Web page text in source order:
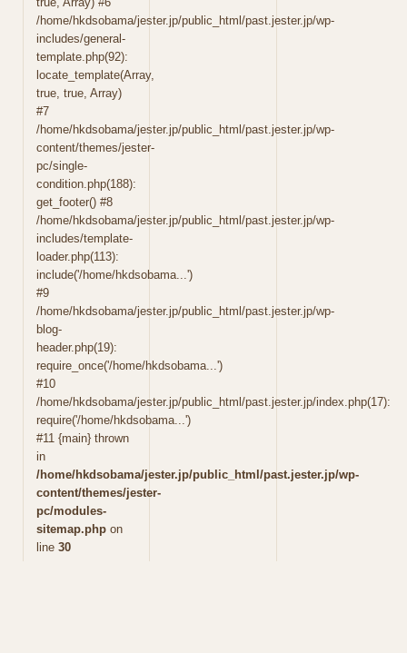
/home/hkdsobama/jester.jp/public_html/past.jester.jp/wp-
includes/general-
template.php(92):
locate_template(Array,
true, true, Array)
#7
/home/hkdsobama/jester.jp/public_html/past.jester.jp/wp-
content/themes/jester-
pc/single-
condition.php(188):
get_footer() #8
/home/hkdsobama/jester.jp/public_html/past.jester.jp/wp-
includes/template-
loader.php(113):
include('/home/hkdsobama...')
#9
/home/hkdsobama/jester.jp/public_html/past.jester.jp/wp-
blog-
header.php(19):
require_once('/home/hkdsobama...')
#10
/home/hkdsobama/jester.jp/public_html/past.jester.jp/index.php(17):
require('/home/hkdsobama...')
#11 {main} thrown
in
/home/hkdsobama/jester.jp/public_html/past.jester.jp/wp-
content/themes/jester-
pc/modules-
sitemap.php on
line 30